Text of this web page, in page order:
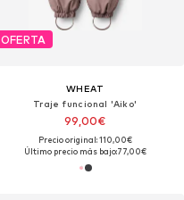
OFERTA
WHEAT
Traje funcional 'Aiko'
99,00€
Precio original: 110,00€
Último precio más bajo:77,00€